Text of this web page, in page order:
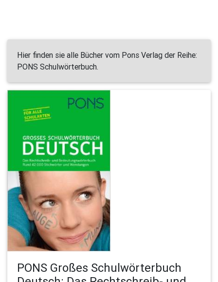
Hier finden sie alle Bücher vom Pons Verlag der Reihe:
PONS Schulwörterbuch.
PONS Großes Schulwörterbuch